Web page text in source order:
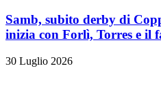
Samb, subito derby di
inizia con Forlì, Torres e il
30 Luglio 2026